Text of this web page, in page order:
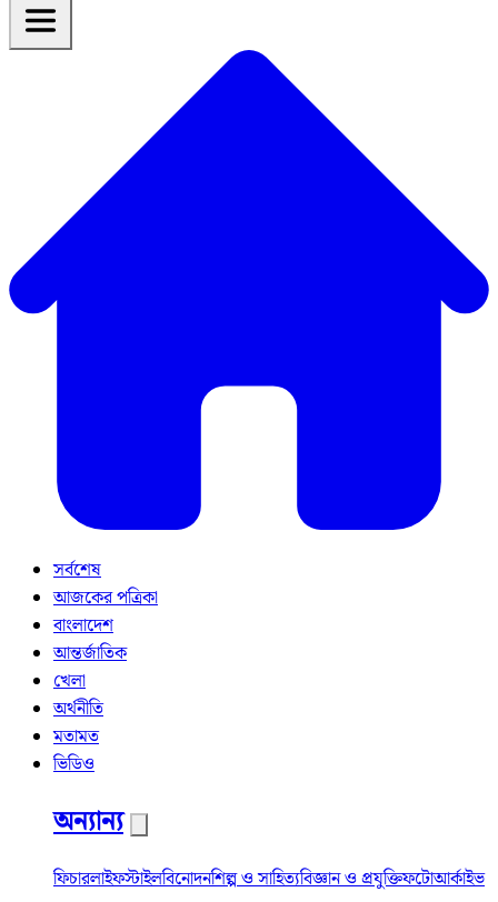
সর্বশেষ
আজকের পত্রিকা
বাংলাদেশ
আন্তর্জাতিক
খেলা
অর্থনীতি
মতামত
ভিডিও
অন্যান্য
ফিচারলাইফস্টাইলবিনোদনশিল্প ও সাহিত্যবিজ্ঞান ও প্রযুক্তিফটোআর্কাইভ